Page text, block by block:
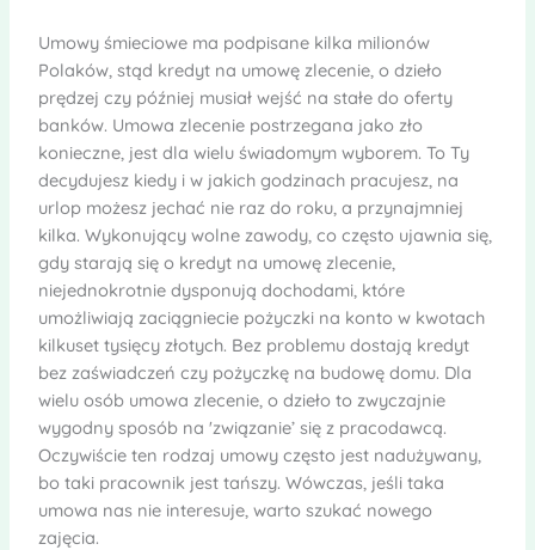
Umowy śmieciowe ma podpisane kilka milionów
Polaków, stąd kredyt na umowę zlecenie, o dzieło
prędzej czy później musiał wejść na stałe do oferty
banków. Umowa zlecenie postrzegana jako zło
konieczne, jest dla wielu świadomym wyborem. To Ty
decydujesz kiedy i w jakich godzinach pracujesz, na
urlop możesz jechać nie raz do roku, a przynajmniej
kilka. Wykonujący wolne zawody, co często ujawnia się,
gdy starają się o kredyt na umowę zlecenie,
niejednokrotnie dysponują dochodami, które
umożliwiają zaciągniecie pożyczki na konto w kwotach
kilkuset tysięcy złotych. Bez problemu dostają kredyt
bez zaświadczeń czy pożyczkę na budowę domu. Dla
wielu osób umowa zlecenie, o dzieło to zwyczajnie
wygodny sposób na 'związanie’ się z pracodawcą.
Oczywiście ten rodzaj umowy często jest nadużywany,
bo taki pracownik jest tańszy. Wówczas, jeśli taka
umowa nas nie interesuje, warto szukać nowego
zajęcia.